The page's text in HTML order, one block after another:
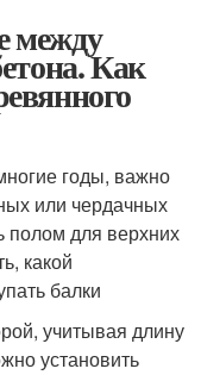
между
Как
годы, важно
или чердачных
полом для верхних
какой
балки
учитывая длину
установить